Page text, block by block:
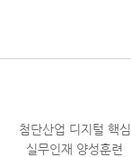
첨단산업 디지털 핵심
실무인재 양성훈련